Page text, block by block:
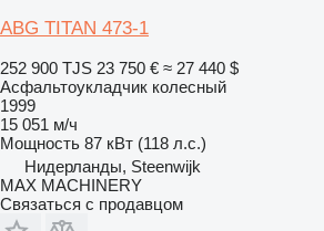
ABG TITAN 473-1
252 900 TJS 23 750 € ≈ 27 440 $
Асфальтоукладчик колесный
1999
15 051 м/ч
Мощность 87 кВт (118 л.с.)
Нидерланды, Steenwijk
MAX MACHINERY
Связаться с продавцом